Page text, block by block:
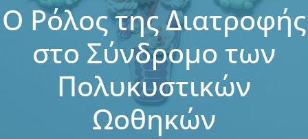
Ο Ρόλος της Διατροφής
στο Σύνδρομο των
Πολυκυστικών
Ωοθηκών